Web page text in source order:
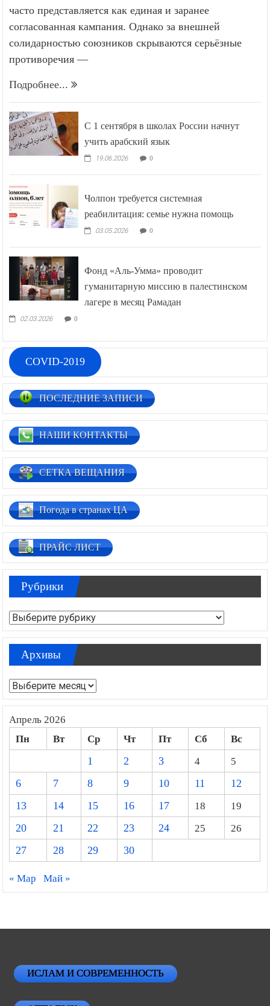
часто представляется как единая и заранее
согласованная кампания. Однако за внешней
солидарностью союзников скрываются серьёзные
противоречия —
Подробнее...
С 1 сентября в школах России начнут
учить арабский язык
19.06.2026 0
Чолпон требуется системная
реабилитация: семье нужна помощь
03.05.2026 0
Фонд «Аль-Умма» проводит
гуманитарную миссию в палестинском
лагере в месяц Рамадан
02.03.2026 0
COVID-2019
ПОСЛЕДНИЕ ЗАПИСИ
НАШИ КОНТАКТЫ
СЕТКА ВЕЩАНИЯ
Погода в странах ЦА
ПРАЙС ЛИСТ
Рубрики
Рубрики
Архивы
Архивы
Апрель 2026
Пн Вт Ср Чт Пт Сб
Вс
1
2 3 4
5
6
7 8 9 10 11
12
13
14 15 16 17 18
19
20
21 22 23 24 25
26
27
28 29 30
« Мар Май »
ИСЛАМ И СОВРЕМЕННОСТЬ